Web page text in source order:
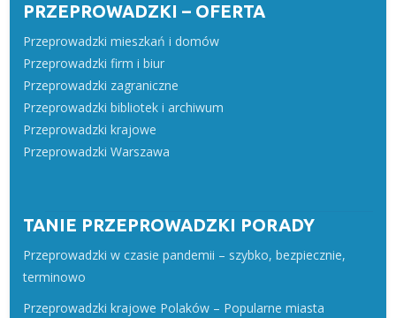
PRZEPROWADZKI – OFERTA
Przeprowadzki mieszkań i domów
Przeprowadzki firm i biur
Przeprowadzki zagraniczne
Przeprowadzki bibliotek i archiwum
Przeprowadzki krajowe
Przeprowadzki Warszawa
TANIE PRZEPROWADZKI PORADY
Przeprowadzki w czasie pandemii – szybko, bezpiecznie,
terminowo
Przeprowadzki krajowe Polaków – Popularne miasta